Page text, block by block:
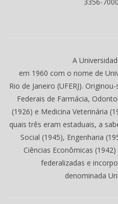
3356-7000
A
em 1960 com o nome de
Rio de Janeiro (UFERJ).
Federais de Farmácia,
(1926) e Medicina Veterinária
quais três eram estaduais, a
Social (1945), Engenharia
Ciências Econômicas
federalizadas e
denominada